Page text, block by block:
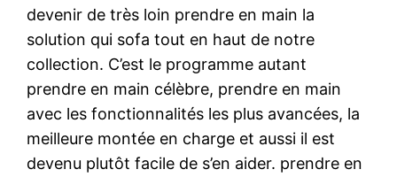
devenir de très loin prendre en main la
solution qui sofa tout en haut de notre
collection. C’est le programme autant
prendre en main célèbre, prendre en main
avec les fonctionnalités les plus avancées, la
meilleure montée en charge et aussi il est
devenu plutôt facile de s’en aider. prendre en